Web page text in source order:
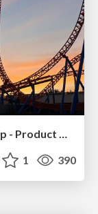
Navigating the Design Leadership Dip - Product Design Week Design Leaders+ Conference 2024
1 390